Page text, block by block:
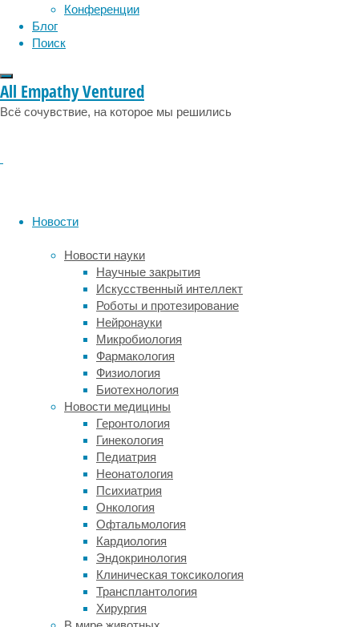
Конференции
Блог
Поиск
All Empathy Ventured
Всё сочувствие, на которое мы решились
Новости
Новости науки
Научные закрытия
Искусственный интеллект
Роботы и протезирование
Нейронауки
Микробиология
Фармакология
Физиология
Биотехнология
Новости медицины
Геронтология
Гинекология
Педиатрия
Неонатология
Психиатрия
Онкология
Офтальмология
Кардиология
Эндокринология
Клиническая токсикология
Трансплантология
Хирургия
Виды
Москве
устанавливаются
различные
виды
спортивных
комплексов,
которые
могут
включать
в
себя:
Уличные
тренажеры:
Эти
устройства
предназначены
для
тренировки
различных
групп
мышц